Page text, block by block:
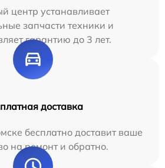
центр устанавливает
запчасти техники и
гарантию до 3 лет.
доставка
бесплатно доставит ваше
на ремонт и обратно.